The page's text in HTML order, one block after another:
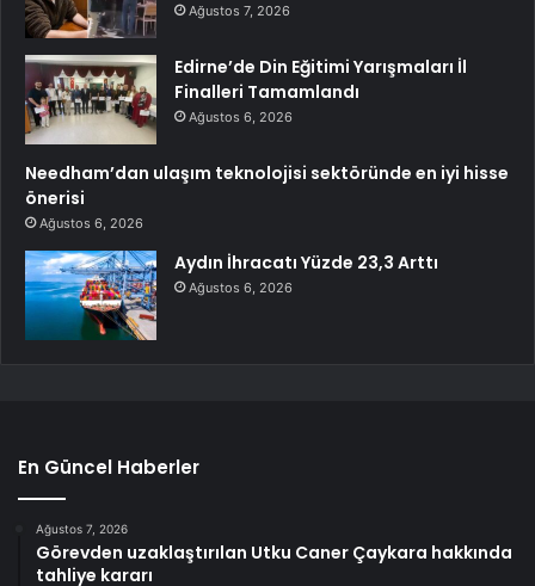
Ağustos 7, 2026
Edirne’de Din Eğitimi Yarışmaları İl
Finalleri Tamamlandı
Ağustos 6, 2026
Needham’dan ulaşım teknolojisi sektöründe en iyi hisse
önerisi
Ağustos 6, 2026
Aydın İhracatı Yüzde 23,3 Arttı
Ağustos 6, 2026
En Güncel Haberler
Ağustos 7, 2026
Görevden uzaklaştırılan Utku Caner Çaykara hakkında
tahliye kararı